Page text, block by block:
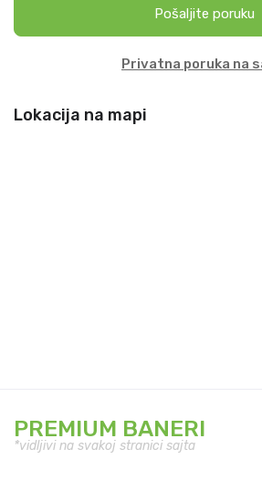
Pošaljite poruku
Privatna poruka na
Lokacija na mapi
PREMIUM BANERI
*vidljivi na svakoj stranici sajta